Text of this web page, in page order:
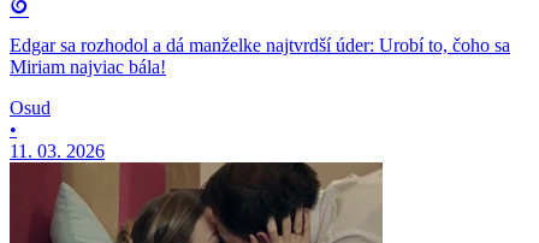
Edgar sa rozhodol a dá manželke najtvrdší úder: Urobí to, čoho sa
Miriam najviac bála!
Osud
•
11. 03. 2026